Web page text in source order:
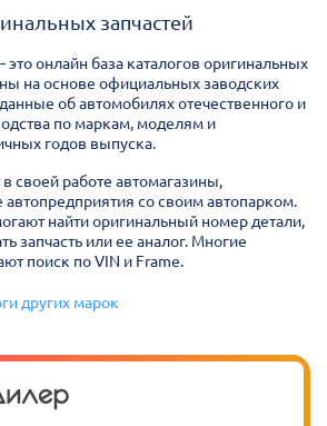
запчастей
онлайн база каталогов оригинальных
на основе официальных заводских
об автомобилях отечественного и
по маркам, моделям и
годов выпуска.
своей работе автомагазины,
автопредприятия со своим автопарком.
найти оригинальный номер детали,
запчасть или ее аналог. Многие
поиск по VIN и Frame.
других марок